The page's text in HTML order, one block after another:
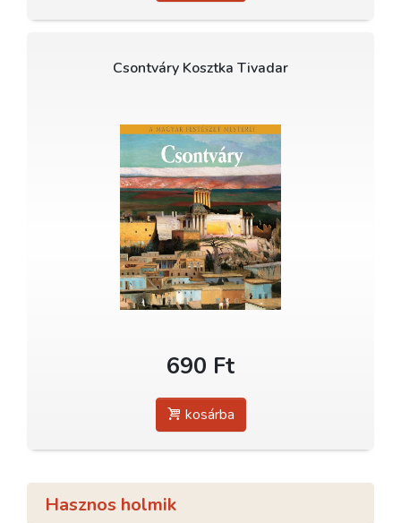
Csontváry Kosztka Tivadar
690 Ft
kosárba
Hasznos holmik